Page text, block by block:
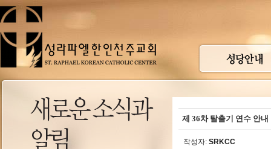
제 36차 탈출기 연수 안내
작성자: SRKCC